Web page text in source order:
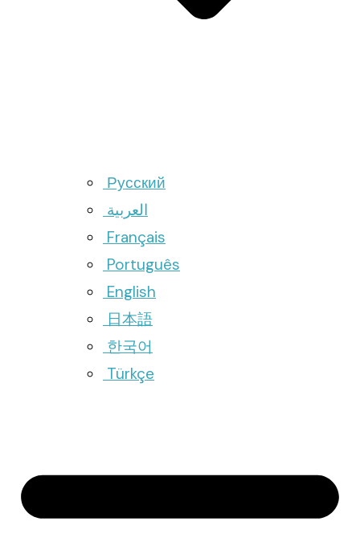
Русский
العربية
Français
Português
English
日本語
한국어
Türkçe